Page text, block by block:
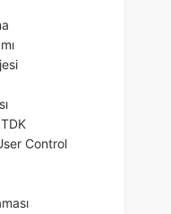
Control